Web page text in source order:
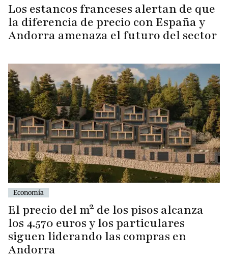
Los estancos franceses alertan de que
la diferencia de precio con España y
Andorra amenaza el futuro del sector
Economía
El precio del m² de los pisos alcanza
los 4.570 euros y los particulares
siguen liderando las compras en
Andorra